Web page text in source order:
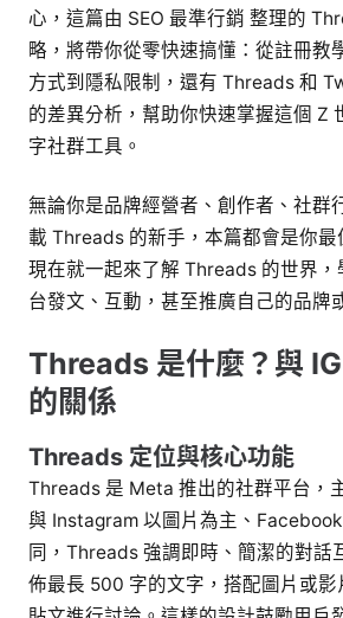
心，這篇由 SEO 最準行銷 整理的
略，將帶你從零快速搞懂：從註冊教
方式到隱私限制，還有 Threads 和
的差異分析，幫助你快速掌握這個 Z
字社群工具。
無論你是品牌經營者、創作者、社群
載 Threads 的新手，本篇都會是你最
現在就一起來了解 Threads 的世界，
台發文、互動，甚至推廣自己的品牌
Threads 是什麼？與
的關係
Threads 定位與核心功能
Threads 是 Meta 推出的社群平台，
與 Instagram 以圖片為主、
同，Threads 強調即時、簡潔的對話
佈最長 500 字的文字，搭配圖片或影